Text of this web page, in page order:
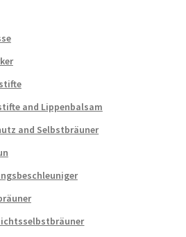
and Lippenbalsam
and Selbstbräuner